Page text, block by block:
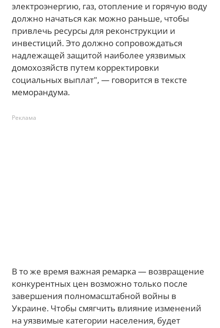
электроэнергию, газ, отопление и горячую воду
должно начаться как можно раньше, чтобы
привлечь ресурсы для реконструкции и
инвестиций. Это должно сопровождаться
надлежащей защитой наиболее уязвимых
домохозяйств путем корректировки
социальных выплат", — говорится в тексте
меморандума.
Реклама
В то же время важная ремарка — возвращение
конкурентных цен возможно только после
завершения полномасштабной войны в
Украине. Чтобы смягчить влияние изменений
на уязвимые категории населения, будет